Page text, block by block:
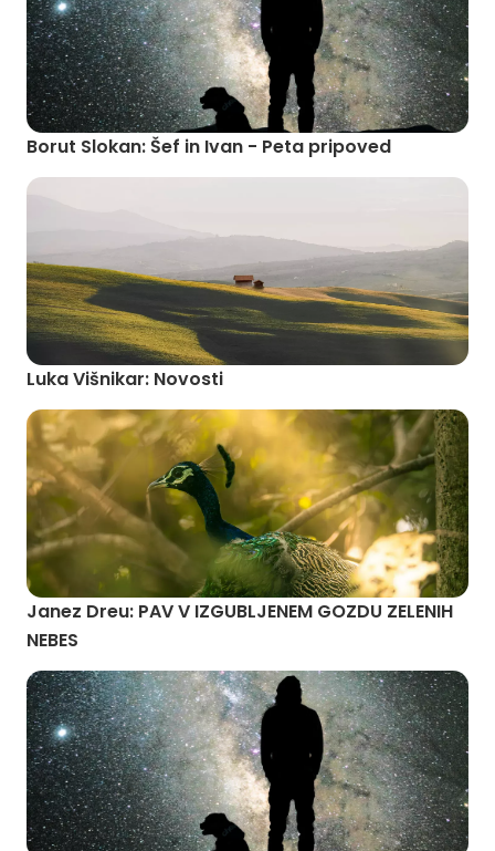
Borut Slokan: Šef in Ivan - Peta pripoved
Luka Višnikar: Novosti
Janez Dreu: PAV V IZGUBLJENEM GOZDU ZELENIH
NEBES